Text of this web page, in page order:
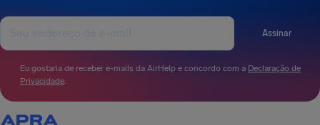
Assinar
Eu gostaria de receber e-mails da AirHelp e concordo com a Declaração de
Privacidade.